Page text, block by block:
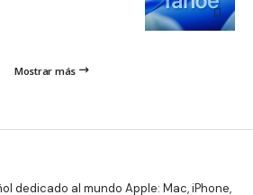
Mostrar más
dedicado al mundo Apple: Mac, iPhone,